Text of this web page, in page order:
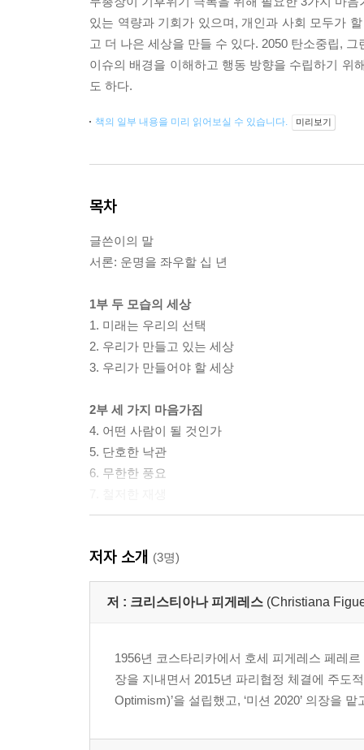
있는 역량과 기회가 있으며, 개인과 사회 모두가
고 더 나은 세상을 만들 수 있다. 2050 탄소중립,
이슈의 배경을 이해하고 행동 방향을 수립하기 위
도 하다.
책의 일부 내용을 미리 읽어보실 수 있습니다. 미리보기
목차
글쓴이의 말
서론: 운명을 좌우할 십 년
1부 두 모습의 세상
1. 미래는 우리의 선택
2. 우리가 만들고 있는 세상
3. 우리가 만들어야 할 세상
2부 세 가지 마음가짐
4. 어떤 사람이 될 것인가
5. 단호한 낙관
6. 무한한 풍요
8. 우리가 해야 할 일
첫 번째 행동: 옛 세상과 작별하자
두 번째 행동: 슬픔을 마주하되 미래의 비전을 품자
다섯 번째 행동: 화석연료에서 벗어나자
여섯 번째 행동: 지구의 숲을 되살리자
일곱 번째 행동: 청정 경제에 투자하자
저자 소개 (3명)
저 : 크리스티아나 피게레스 (Christiana
1956년 코스타리카에서 호세 피게레스 페레
장을 지내면서 2015년 파리협정 체결에 주도
Optimism)’을 설립했고, ‘미션 2020’ 의장을